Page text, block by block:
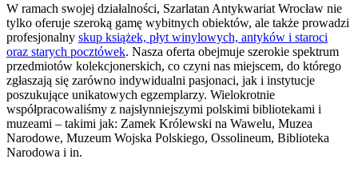
W ramach swojej działalności, Szarlatan Antykwariat Wrocław nie
tylko oferuje szeroką gamę wybitnych obiektów, ale także prowadzi
profesjonalny skup książek, płyt winylowych, antyków i staroci
oraz starych pocztówek. Nasza oferta obejmuje szerokie spektrum
przedmiotów kolekcjonerskich, co czyni nas miejscem, do którego
zgłaszają się zarówno indywidualni pasjonaci, jak i instytucje
poszukujące unikatowych egzemplarzy. Wielokrotnie
współpracowaliśmy z najsłynniejszymi polskimi bibliotekami i
muzeami – takimi jak: Zamek Królewski na Wawelu, Muzea
Narodowe, Muzeum Wojska Polskiego, Ossolineum, Biblioteka
Narodowa i in.